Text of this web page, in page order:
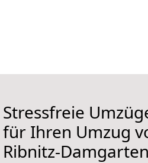
Stressfreie
für Ihren Umzug
Ribnitz-Damgarten